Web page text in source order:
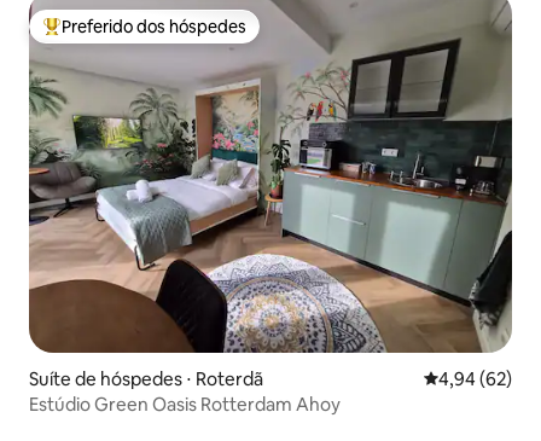
Entre os melhores preferidos dos hóspedes
Preferido dos hóspedes
Suíte de hóspedes ⋅ Roterdã 4,94 de uma
4,94 (62)
Estúdio Green Oasis Rotterdam Ahoy